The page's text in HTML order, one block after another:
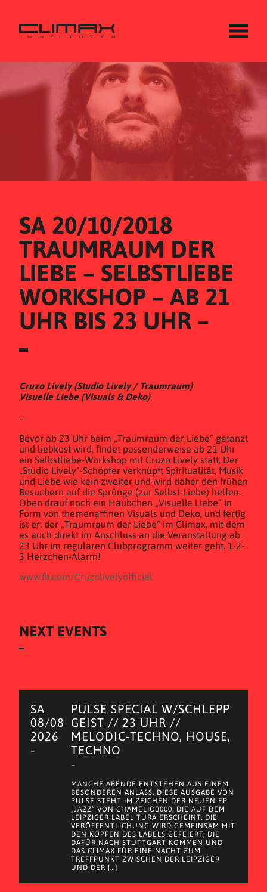
SA 20/10/2018
TRAUMRAUM DER
LIEBE – SELBSTLIEBE
WORKSHOP – AB 21
UHR BIS 23 UHR –
Cruzo Lively (Studio Lively / Traumraum)
Visuelle Liebe (Visuals & Deko)
–
Bevor ab 23 Uhr beim „Traumraum der Liebe“ getanzt
und liebkost wird, findet passenderweise ab 21 Uhr
ein Selbstliebe-Workshop mit Cruzo Lively statt. Der
„Studio Lively“-Schöpfer verknüpft Spiritualität, Musik
und Liebe wie kein zweiter und wird daher den frühen
Besuchern auf die Sprünge (zur Selbst-Liebe) helfen.
Oben drauf noch ein Häubchen „Visuelle Liebe“ in
Form von themenaffinen Visuals und Deko, und fertig
ist er: der „Traumraum der Liebe“ im Climax, mit dem
es auch direkt im Anschluss an die Veranstaltung ab
23 Uhr im regulären Clubprogramm weiter geht. 1-2-
3 Herzchen-Alarm!
www.fb.com/Cruzolivelyofficial
NEXT EVENTS
SA
08/08
2026
–
PULSE SPECIAL W/SCHLEPP
GEIST // 23 UHR //
MELODIC-TECHNO, HOUSE,
TECHNO
–
MANCHE ABENDE ENTSTEHEN AUS EINEM
BESONDEREN ANLASS. DIESE AUSGABE VON
PULSE STEHT IM ZEICHEN DER NEUEN EP
„JAZZ“ VON CHAMELIO3000, DIE AUF DEM
LEIPZIGER LABEL TURA ERSCHEINT. DIE
VERÖFFENTLICHUNG WIRD GEMEINSAM MIT
DEN KÖPFEN DES LABELS GEFEIERT, DIE
DAFÜR NACH STUTTGART KOMMEN UND
DAS CLIMAX FÜR EINE NACHT ZUM
TREFFPUNKT ZWISCHEN DER LEIPZIGER
UND DER […]